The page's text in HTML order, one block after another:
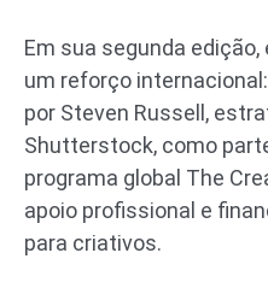
Em sua segunda
um reforço
por Steven Russell,
Shutterstock, como
programa global The
apoio profissional e
para criativos.